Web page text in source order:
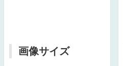
画像サイズ